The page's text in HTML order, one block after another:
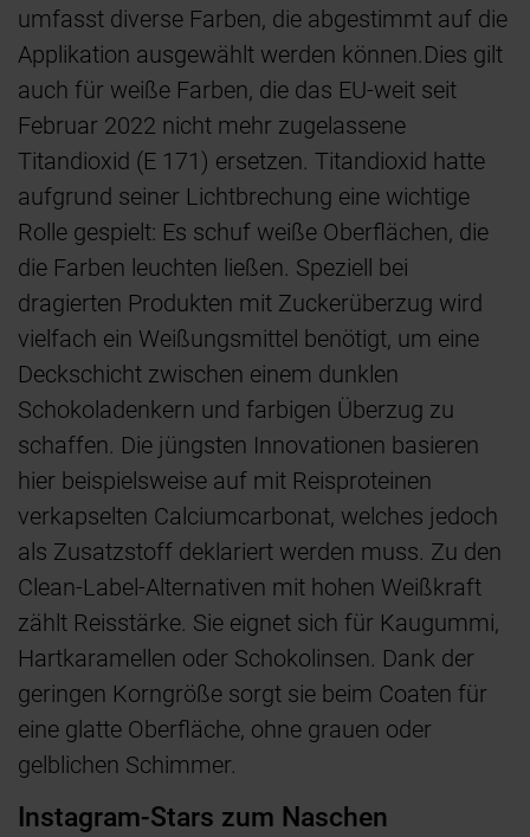
umfasst diverse Farben, die abgestimmt auf die
Applikation ausgewählt werden können.Dies gilt
auch für weiße Farben, die das EU-weit seit
Februar 2022 nicht mehr zugelassene
Titandioxid (E 171) ersetzen. Titandioxid hatte
aufgrund seiner Lichtbrechung eine wichtige
Rolle gespielt: Es schuf weiße Oberflächen, die
die Farben leuchten ließen. Speziell bei
dragierten Produkten mit Zuckerüberzug wird
vielfach ein Weißungsmittel benötigt, um eine
Deckschicht zwischen einem dunklen
Schokoladenkern und farbigen Überzug zu
schaffen. Die jüngsten Innovationen basieren
hier beispielsweise auf mit Reisproteinen
verkapselten Calciumcarbonat, welches jedoch
als Zusatzstoff deklariert werden muss. Zu den
Clean-Label-Alternativen mit hohen Weißkraft
zählt Reisstärke. Sie eignet sich für Kaugummi,
Hartkaramellen oder Schokolinsen. Dank der
geringen Korngröße sorgt sie beim Coaten für
eine glatte Oberfläche, ohne grauen oder
gelblichen Schimmer.
Instagram-Stars zum Naschen